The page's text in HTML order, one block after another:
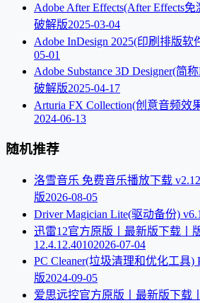
Adobe After Effects(After Effects
破解版2025-03-04
Adobe InDesign 2025(印刷排版软
05-01
Adobe Substance 3D Designer(简
破解版2025-04-17
Arturia FX Collection(创意音频效
2024-06-13
随机推荐
洛雪音乐 免费音乐播放下载
版2026-08-05
Driver Magician Lite(驱动备份)
迅雷12官方原版丨最新版下载丨
12.4.12.40102026-07-04
PC Cleaner(垃圾清理和优化工具)
版2024-09-05
爱思远控官方原版丨最新版下载